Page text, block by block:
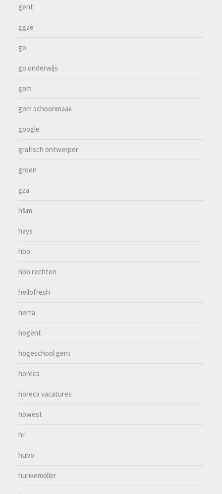
gent
ggze
go
go onderwijs
gom
gom schoonmaak
google
grafisch ontwerper
groen
gza
h&m
hays
hbo
hbo rechten
hellofresh
hema
hogent
hogeschool gent
horeca
horeca vacatures
howest
hr
hubo
hunkemoller